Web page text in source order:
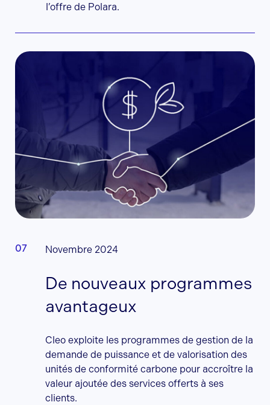
l’offre de Polara.
Novembre 2024
De nouveaux programmes
avantageux
Cleo exploite les programmes de gestion de la
demande de puissance et de valorisation des
unités de conformité carbone pour accroître la
valeur ajoutée des services offerts à ses
clients.